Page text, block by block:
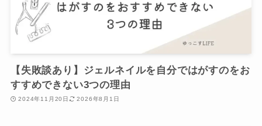
【失敗談あり】ジェルネイルを自分ではがすのをお
すすめできない3つの理由
2024年11月20日 2026年8月1日